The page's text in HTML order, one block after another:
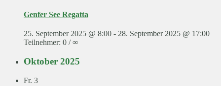
Genfer See Regatta
25. September 2025 @ 8:00 - 28. September 2025 @ 17:00
Teilnehmer: 0 / ∞
Oktober 2025
Fr. 3